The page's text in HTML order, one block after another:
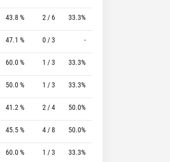
43.8 % 2 / 6 33.3%
47.1 % 0 / 3 -
60.0 % 1 / 3 33.3%
50.0 % 1 / 3 33.3%
41.2 % 2 / 4 50.0%
45.5 % 4 / 8 50.0%
60.0 % 1 / 3 33.3%